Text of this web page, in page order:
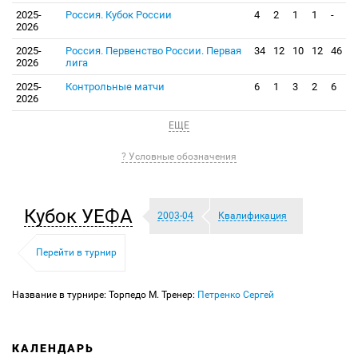
2025-
2026
Россия. Кубок России 4 2 1 1 -
2025-
2026
Россия. Первенство России. Первая
лига
34 12 10 12 46
2025-
2026
Контрольные матчи 6 1 3 2 6
ЕЩЕ
? Условные обозначения
Кубок УЕФА 2003-04 Квалификация
Перейти в турнир
Название в турнире: Торпедо М. Тренер: Петренко Сергей
КАЛЕНДАРЬ